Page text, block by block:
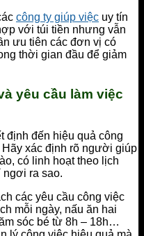
công ty giúp việc uy tín
với túi tiền nhưng vẫn
ưu tiên các đơn vị có
thời gian đầu để giảm
yêu cầu làm việc
định đến hiệu quả công
xác định rõ người giúp
có linh hoạt theo lịch
ngơi ra sao.
các yêu cầu công việc
mỗi ngày, nấu ăn hai
sóc bé từ 8h – 18h…